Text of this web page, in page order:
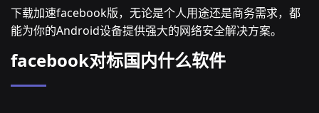
下载加速facebook版，无论是个人用途还是商务需求，都
能为你的Android设备提供强大的网络安全解决方案。
facebook对标国内什么软件